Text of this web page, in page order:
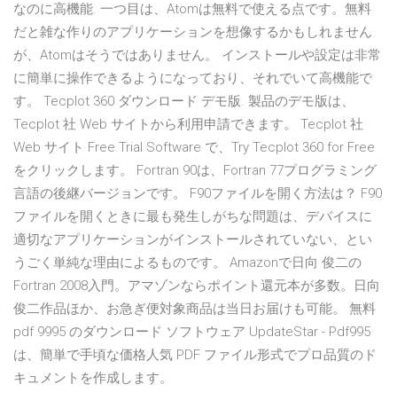
なのに高機能. 一つ目は、Atomは無料で使える点です。無料
だと雑な作りのアプリケーションを想像するかもしれません
が、Atomはそうではありません。 インストールや設定は非常
に簡単に操作できるようになっており、それでいて高機能で
す。 Tecplot 360 ダウンロード デモ版. 製品のデモ版は、
Tecplot 社 Web サイトから利用申請できます。 Tecplot 社
Web サイト Free Trial Software で、Try Tecplot 360 for Free
をクリックします。 Fortran 90は、Fortran 77プログラミング
言語の後継バージョンです。 F90ファイルを開く方法は？ F90
ファイルを開くときに最も発生しがちな問題は、デバイスに
適切なアプリケーションがインストールされていない、とい
うごく単純な理由によるものです。 Amazonで日向 俊二の
Fortran 2008入門。アマゾンならポイント還元本が多数。日向
俊二作品ほか、お急ぎ便対象商品は当日お届けも可能。 無料
pdf 9995 のダウンロード ソフトウェア UpdateStar - Pdf995
は、簡単で手頃な価格人気 PDF ファイル形式でプロ品質のド
キュメントを作成します。